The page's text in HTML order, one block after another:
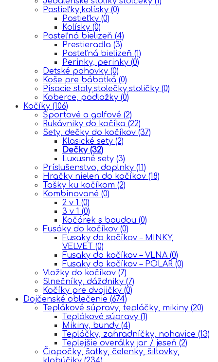
Postieľky,kolísky (0)
Postieľky (0)
Kolísky (0)
Posteľná bielizeň (4)
Prestieradla (3)
Posteľná bielizeň (1)
Perinky, perinky (0)
Detské pohovky (0)
Koše pre bábätká (0)
Písacie stoly,stolečky,stoličky (0)
Koberce, podložky (0)
Kočíky (106)
Športové a golfové (2)
Rukávniky do kočíka (22)
Sety, dečky do kočíkov (37)
Klasické sety (2)
Dečky (32)
Luxusné sety (3)
Príslušenstvo, doplnky (11)
Hračky nielen do kočíkov (18)
Tašky ku kočíkom (2)
Kombinované (0)
2 v 1 (0)
3 v 1 (0)
Kočárek s boudou (0)
Fusáky do kočíkov (0)
Fusaky do kočíkov – MINKY,
VELVET (0)
Fusaky do kočíkov – VLNA (0)
Fusaky do kočíkov – POLAR (0)
Vložky do kočíkov (7)
Slnečníky, dáždniky (7)
Kočíky pre dvojičky (0)
Dojčenské oblečenie (674)
Teplákové súpravy, tepláčky, mikiny (20)
Teplákové súpravy (1)
Mikiny, bundy (4)
Tepláčky, zahradníčky, nohavice (13)
Teplejšie overálky jar / jeseň (2)
Čiapočky, šatky, čelenky, šiltovky,